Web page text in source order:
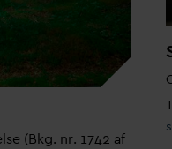
(Bkg. nr. 1742 af